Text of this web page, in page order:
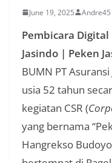
June 19, 2025 Andre45
Pembicara
Jasindo | Peken
BUMN PT
usia 52 tahun
kegiatan CSR (
yang bernama
Hangrekso